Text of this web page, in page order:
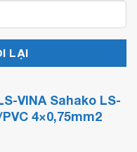
VINA Sahako LS-
4×0,75mm2